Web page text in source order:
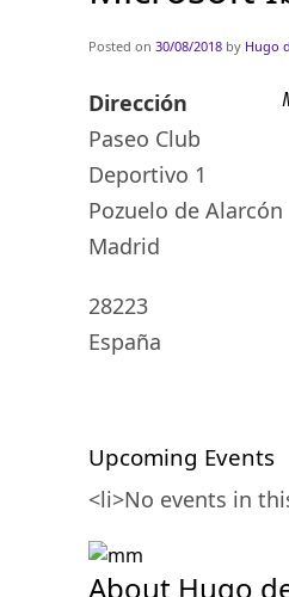
Posted on 30/08/2018 by Hugo
Dirección
Paseo Club
Deportivo 1
Pozuelo de Alarcón
Madrid
28223
España
Upcoming Events
<li>No events in
About Hugo